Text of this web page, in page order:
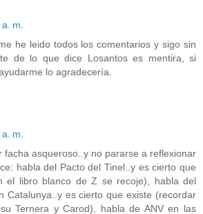
m.
he leido todos los comentarios y sigo sin
de lo que dice Losantos es mentira, si
lo agradecería.
m.
facha asqueroso..y no pararse a reflexionar
habla del Pacto del Tinel..y es cierto que
el libro blanco de Z se recoje), habla del
Catalunya..y es cierto que existe (recordar
Ternera y Carod), habla de ANV en las